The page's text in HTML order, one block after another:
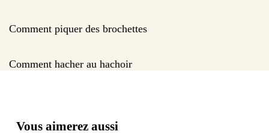
Comment piquer des brochettes
Comment hacher au hachoir
Vous aimerez aussi